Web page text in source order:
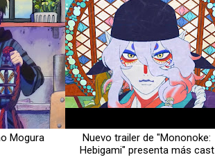
Mogura
Nuevo trailer de "Mononoke:
Hebigami" presenta más cast